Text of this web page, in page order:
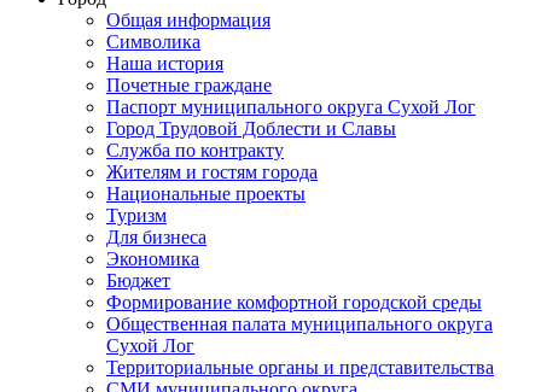
Общая информация
Символика
Наша история
Почетные граждане
Паспорт муниципального округа Сухой Лог
Город Трудовой Доблести и Славы
Служба по контракту
Жителям и гостям города
Национальные проекты
Туризм
Для бизнеса
Экономика
Бюджет
Формирование комфортной городской среды
Общественная палата муниципального округа
Сухой Лог
Территориальные органы и представительства